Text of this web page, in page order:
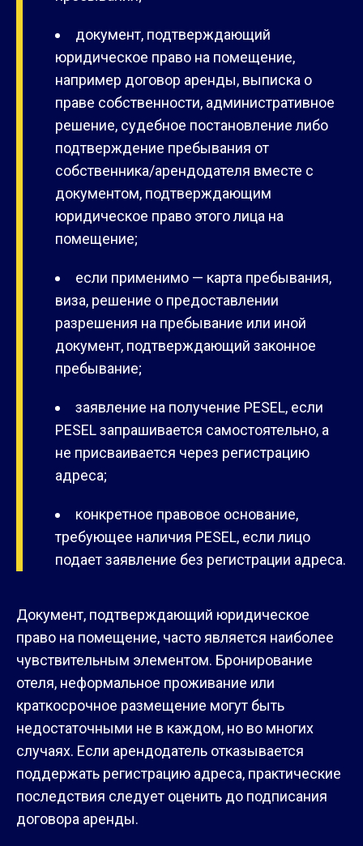
документ, подтверждающий
юридическое право на помещение,
например договор аренды, выписка о
праве собственности, административное
решение, судебное постановление либо
подтверждение пребывания от
собственника/арендодателя вместе с
документом, подтверждающим
юридическое право этого лица на
помещение;
если применимо — карта пребывания,
виза, решение о предоставлении
разрешения на пребывание или иной
документ, подтверждающий законное
пребывание;
заявление на получение PESEL, если
PESEL запрашивается самостоятельно, а
не присваивается через регистрацию
адреса;
конкретное правовое основание,
требующее наличия PESEL, если лицо
подает заявление без регистрации адреса.
Документ, подтверждающий юридическое
право на помещение, часто является наиболее
чувствительным элементом. Бронирование
отеля, неформальное проживание или
краткосрочное размещение могут быть
недостаточными не в каждом, но во многих
случаях. Если арендодатель отказывается
поддержать регистрацию адреса, практические
последствия следует оценить до подписания
договора аренды.